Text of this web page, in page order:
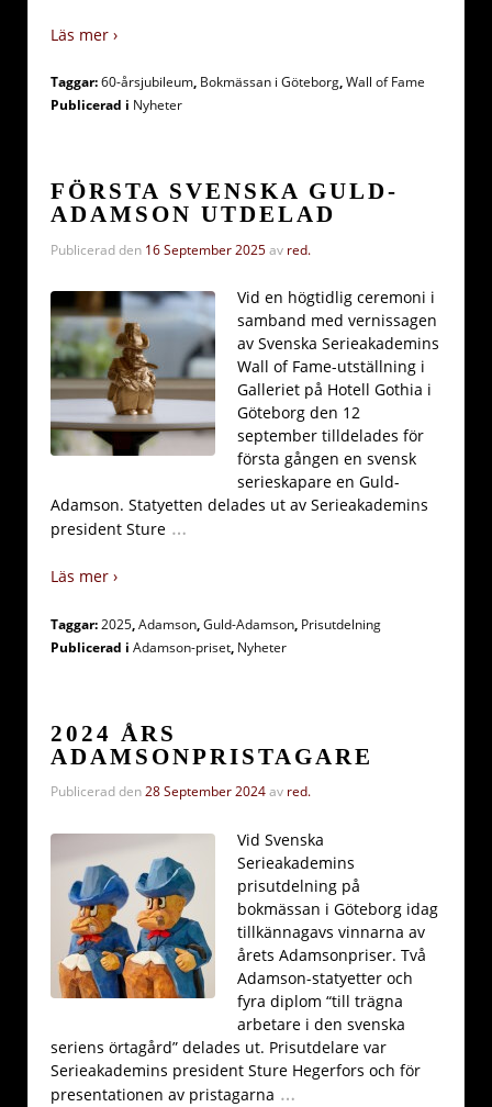
Läs mer ›
Taggar:60-årsjubileum, Bokmässan i Göteborg,Wall of Fame
Publicerad i Nyheter
FÖRSTA SVENSKA GULD-
ADAMSON UTDELAD
Publicerad den 16 September 2025av red.
Vid en högtidlig ceremoni i
samband med vernissagen
av Svenska Serieakademins
Wall of Fame-utställning i
Galleriet på Hotell Gothia i
Göteborg den 12
september tilldelades för
första gången en svensk
serieskapare en Guld-
Adamson. Statyetten delades ut av Serieakademins
president Sture …
Läs mer ›
Taggar:2025,Adamson,Guld-Adamson, Prisutdelning
Publicerad i Adamson-priset, Nyheter
2024 ÅRS
ADAMSONPRISTAGARE
Publicerad den28 September 2024av red.
Vid Svenska
Serieakademins
prisutdelning på
bokmässan i Göteborg idag
tillkännagavs vinnarna av
årets Adamsonpriser. Två
Adamson-statyetter och
fyra diplom “till trägna
arbetare i den svenska
seriens örtagård” delades ut. Prisutdelare var
Serieakademins president Sture Hegerfors och för
presentationen av pristagarna …